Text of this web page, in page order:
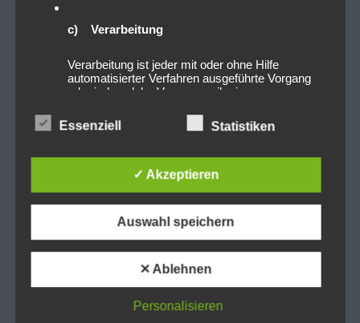
c) Verarbeitung
Verarbeitung ist jeder mit oder ohne Hilfe
automatisierter Verfahren ausgeführte Vorgang
oder jede solche Vorgangsreihe im
wie das Erheben, das Erfassen, die
Organisation, das Ordnen, die Speicherung, die
das Abfragen, die Verwendung, die Offenlegung
durch Übermittlung, Verbreitung oder eine andere
oder die Vernichtung.
d) Einschränkung der Verarbeitung
Einschränkung der Verarbeitung ist die
Markierung gespeicherter personenbezogener
Essenziell Statistiken
✓ Akzeptieren
Auswahl speichern
✕ Ablehnen
Personalisieren